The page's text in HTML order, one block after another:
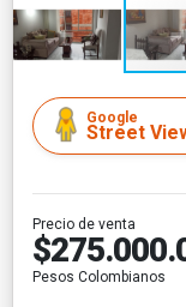
Google
Street
Precio de venta
Pesos Colombianos